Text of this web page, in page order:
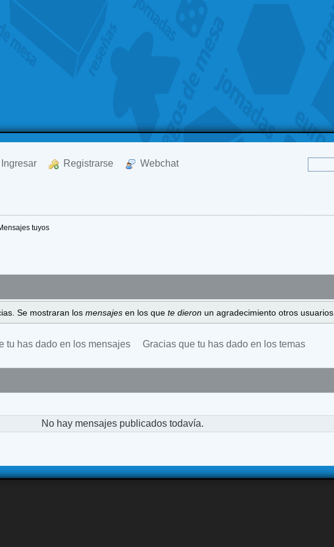
Ingresar Registrarse Webchat
tuyos
Se mostraran los mensajes en los que te dieron un agradecimiento otros usuarios.
tu has dado en los mensajes Gracias que tu has dado en los temas
No hay mensajes publicados todavía.